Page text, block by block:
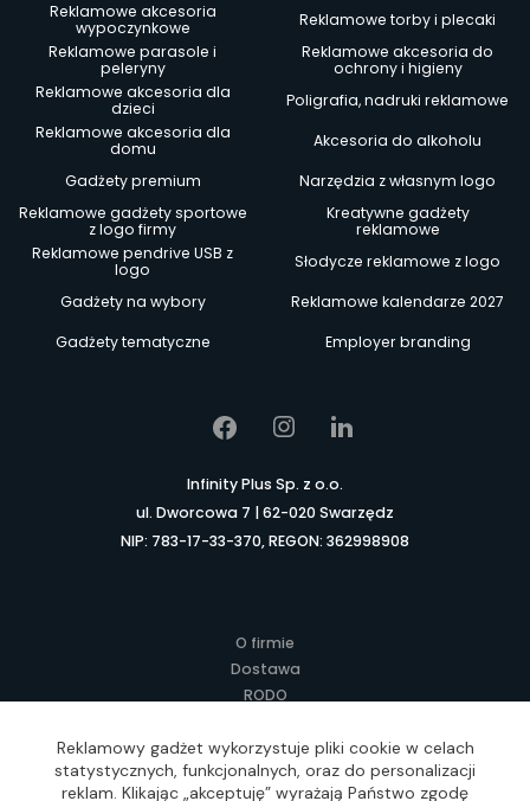
Reklamowe akcesoria
wypoczynkowe
Reklamowe torby i plecaki
Reklamowe parasole i
peleryny
Reklamowe akcesoria do
ochrony i higieny
Reklamowe akcesoria dla
dzieci
Poligrafia, nadruki reklamowe
Reklamowe akcesoria dla
domu
Akcesoria do alkoholu
Gadżety premium
Narzędzia z własnym logo
Reklamowe gadżety sportowe
z logo firmy
Kreatywne gadżety
reklamowe
Reklamowe pendrive USB z
logo
Słodycze reklamowe z logo
Gadżety na wybory
Reklamowe kalendarze 2027
Gadżety tematyczne
Employer branding
Infinity Plus Sp. z o.o.
ul. Dworcowa 7 | 62-020 Swarzędz
NIP: 783-17-33-370, REGON: 362998908
O firmie
Dostawa
RODO
Regulamin
Lokalne Gadżety Reklamowe
Reklamowy gadżet wykorzystuje pliki cookie w celach
statystycznych, funkcjonalnych, oraz do personalizacji
reklam. Klikając „akceptuję” wyrażają Państwo zgodę